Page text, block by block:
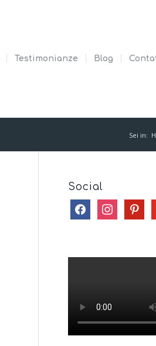
Testimonianze Blog
Sei in:
Social
facebookinstagram